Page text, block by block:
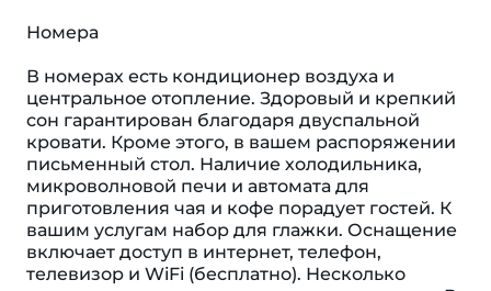
Номера
В номерах есть кондиционер воздуха и
центральное отопление. Здоровый и крепкий
сон гарантирован благодаря двуспальной
кровати. Кроме этого, в вашем распоряжении
письменный стол. Наличие холодильника,
микроволновой печи и автомата для
приготовления чая и кофе порадует гостей. К
вашим услугам набор для глажки. Оснащение
включает доступ в интернет, телефон,
телевизор и WiFi (бесплатно). Несколько